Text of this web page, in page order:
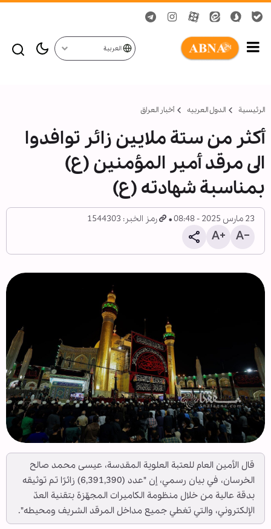
العربية
الرئيسية الدول العربیه أخبار العراق
أكثر من ستة ملايين زائر توافدوا
الى مرقد أمير المؤمنين (ع)
بمناسبة شهادته (ع)
23 مارس 2025 - 08:48 رمز الخبر: 1544303
قال الأمين العام للعتبة العلوية المقدسة، عيسى محمد صالح
الخرسان، في بيان رسمي، إن "عدد (6,391,390) زائرًا تم توثيقه
بدقة عالية من خلال منظومة الكاميرات المجهّزة بتقنية العدّ
الإلكتروني، والتي تغطي جميع مداخل المرقد الشريف ومحيطه".